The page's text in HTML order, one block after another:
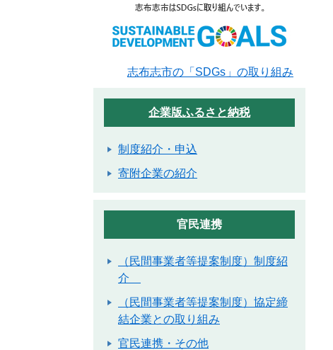
志布志市の「SDGs​」の取り組み
企業版ふるさと納税
制度紹介・申込
寄附企業の紹介
官民連携
（民間事業者等提案制度）制度紹
介
（民間事業者等提案制度）協定締
結企業との取り組み
官民連携・その他